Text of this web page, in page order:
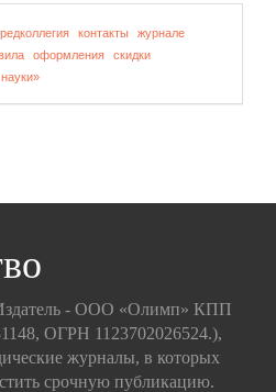
редколлегия контакты
журнале
оформления
скидки
науки»
- ООО «Олимп» КПП
ОГРН 1123702026524.),
журналы, в которых
срочную публикацию.